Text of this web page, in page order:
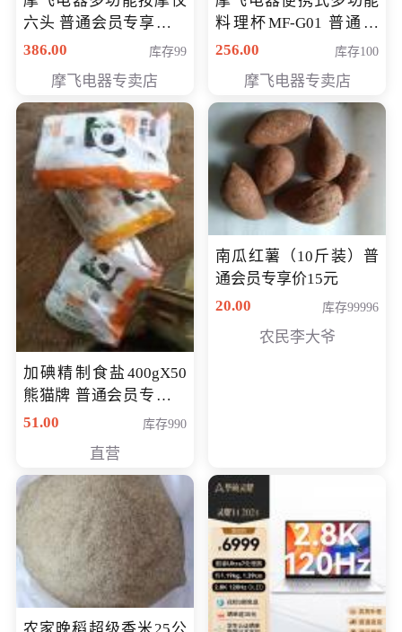
六头 普通会员专享价格
199元
386.00 库存99
摩飞电器专卖店
料理杯MF-G01 普通会
员专享价格118元
256.00 库存100
摩飞电器专卖店
加碘精制食盐400gX50
熊猫牌 普通会员专享价
格50元
51.00 库存990
直营
南瓜红薯（10斤装）普
通会员专享价15元
20.00
库存99996
农民李大爷